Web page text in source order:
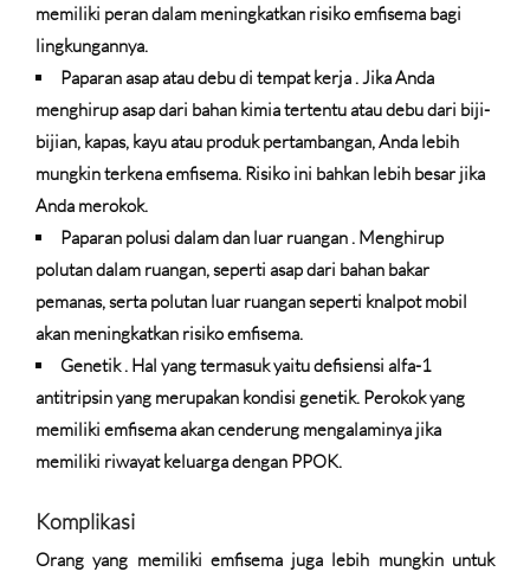
memiliki peran dalam meningkatkan risiko emfisema bagi
lingkungannya.
Paparan asap atau debu di tempat kerja. Jika Anda
menghirup asap dari bahan kimia tertentu atau debu dari biji-
bijian, kapas, kayu atau produk pertambangan, Anda lebih
mungkin terkena emfisema. Risiko ini bahkan lebih besar jika
Anda merokok.
Paparan polusi dalam dan luar ruangan. Menghirup
polutan dalam ruangan, seperti asap dari bahan bakar
pemanas, serta polutan luar ruangan seperti knalpot mobil
akan meningkatkan risiko emfisema.
Genetik. Hal yang termasuk yaitu defisiensi alfa-1
antitripsin yang merupakan kondisi genetik. Perokok yang
memiliki emfisema akan cenderung mengalaminya jika
memiliki riwayat keluarga dengan PPOK.
Komplikasi
Orang yang memiliki emfisema juga lebih mungkin untuk